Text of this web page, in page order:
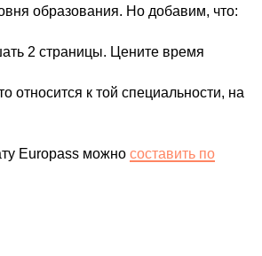
образования. Но добавим, что:
2 страницы. Цените время
относится к той специальности, на
Europass можно составить по